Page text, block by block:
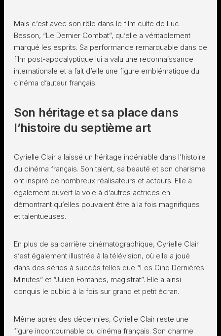
Mais c’est avec son rôle dans le film culte de Luc
Besson, “Le Dernier Combat”, qu’elle a véritablement
marqué les esprits. Sa performance remarquable dans ce
film post-apocalyptique lui a valu une reconnaissance
internationale et a fait d’elle une figure emblématique du
cinéma d’auteur français.
Son héritage et sa place dans
l’histoire du septième art
Cyrielle Clair a laissé un héritage indéniable dans l’histoire
du cinéma français. Son talent, sa beauté et son charisme
ont inspiré de nombreux réalisateurs et acteurs. Elle a
également ouvert la voie à d’autres actrices en
démontrant qu’elles pouvaient être à la fois magnifiques
et talentueuses.
En plus de sa carrière cinématographique, Cyrielle Clair
s’est également illustrée à la télévision, où elle a joué
dans des séries à succès telles que “Les Cinq Dernières
Minutes” et “Julien Fontanes, magistrat”. Elle a ainsi
conquis le public à la fois sur grand et petit écran.
Même après des décennies, Cyrielle Clair reste une
figure incontournable du cinéma français. Son charme